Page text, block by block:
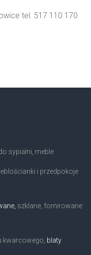
tel. 517 110 170
sypialni, meble
i przedpokoje
szklane, fornirowane
kwarcowego, blaty